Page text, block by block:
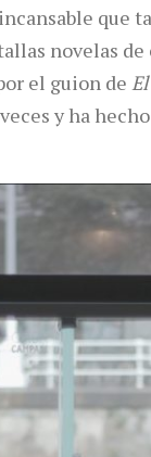
novelas
el guion de
y ha